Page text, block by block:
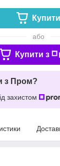
Купити
або
Купити з
з Пром?
захистом